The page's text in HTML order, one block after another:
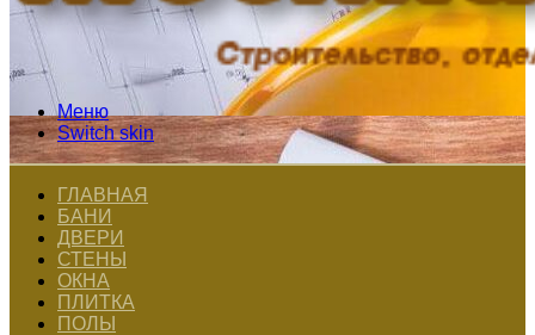
Меню
Switch skin
ГЛАВНАЯ
БАНИ
ДВЕРИ
СТЕНЫ
ОКНА
ПЛИТКА
ПОЛЫ